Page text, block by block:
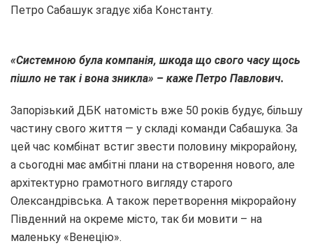
Петро Сабашук згадує хіба Константу.
«Системною була компанія, шкода що свого часу щось
пішло не так і вона зникла» – каже Петро Павлович.
Запорізький ДБК натомість вже 50 років будує, більшу
частину свого життя — у складі команди Сабашука. За
цей час комбінат встиг звести половину мікрорайону,
а сьогодні має амбітні плани на створення нового, але
архітектурно грамотного вигляду старого
Олександрівська. А також перетворення мікрорайону
Південний на окреме місто, так би мовити – на
маленьку «Венецію».